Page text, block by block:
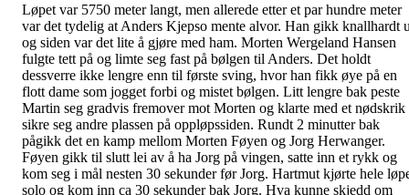
Løpet var 5750 meter langt, men allerede etter et par hundre meter
var det tydelig at Anders Kjepso mente alvor. Han gikk knallhardt
og siden var det lite å gjøre med ham. Morten Wergeland Hansen
fulgte tett på og limte seg fast på bølgen til Anders. Det holdt
dessverre ikke lengre enn til første sving, hvor han fikk øye på en
flott dame som jogget forbi og mistet bølgen. Litt lengre bak peste
Martin seg gradvis fremover mot Morten og klarte med et nødskrik
sikre seg andre plassen på oppløpssiden. Rundt 2 minutter bak
pågikk det en kamp mellom Morten Føyen og Jorg Herwanger.
Føyen gikk til slutt lei av å ha Jorg på vingen, satte inn et rykk og
kom seg i mål nesten 30 sekunder før Jorg. Hartmut kjørte hele
solo og kom inn ca 30 sekunder bak Jorg. Hva kunne skjedd om